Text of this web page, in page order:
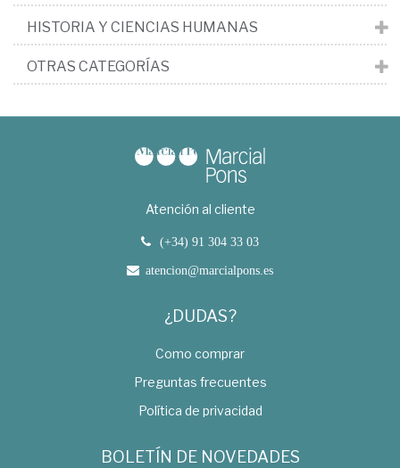
HISTORIA Y CIENCIAS HUMANAS
OTRAS CATEGORÍAS
Atención al cliente
(+34) 91 304 33 03
atencion@marcialpons.es
¿DUDAS?
Como comprar
Preguntas frecuentes
Política de privacidad
BOLETÍN DE NOVEDADES